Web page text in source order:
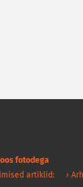
fotodega
artiklid: ›